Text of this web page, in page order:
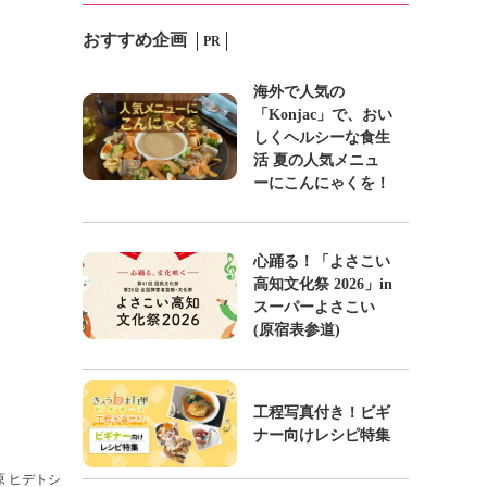
ヒデトシ
おすすめ企画 PR
海外で人気の
「Konjac」で、おい
しくヘルシーな食生
活 夏の人気メニュ
ーにこんにゃくを！
心踊る！「よさこい
高知文化祭 2026」in
スーパーよさこい
(原宿表参道)
工程写真付き！ビギ
ナー向けレシピ特集